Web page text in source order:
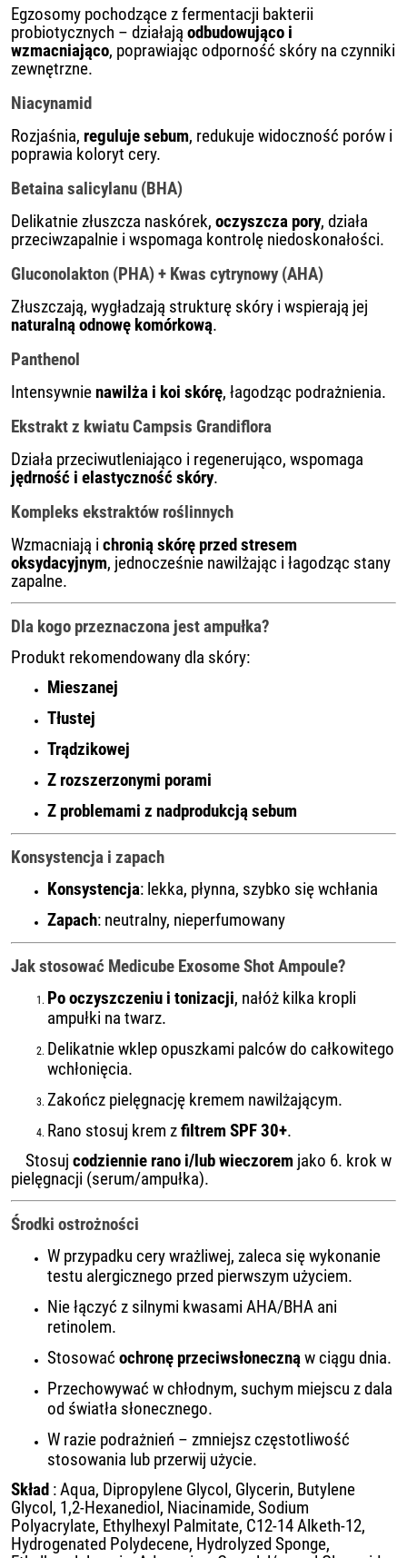
Egzosomy pochodzące z fermentacji bakterii
probiotycznych – działają odbudowująco i
wzmacniająco, poprawiając odporność skóry na czynniki
zewnętrzne.
Niacynamid
Rozjaśnia, reguluje sebum, redukuje widoczność porów i
poprawia koloryt cery.
Betaina salicylanu (BHA)
Delikatnie złuszcza naskórek, oczyszcza pory, działa
przeciwzapalnie i wspomaga kontrolę niedoskonałości.
Gluconolakton (PHA) + Kwas cytrynowy (AHA)
Złuszczają, wygładzają strukturę skóry i wspierają jej
naturalną odnowę komórkową.
Panthenol
Intensywnienawilża i koi skórę, łagodząc podrażnienia.
Ekstrakt z kwiatu Campsis Grandiflora
Działa przeciwutleniająco i regenerująco, wspomaga
jędrność i elastyczność skóry.
Kompleks ekstraktów roślinnych
Wzmacniają i chronią skórę przed stresem
oksydacyjnym, jednocześnie nawilżając i łagodząc stany
zapalne.
Dla kogo przeznaczona jest ampułka?
Produkt rekomendowany dla skóry:
Mieszanej
Tłustej
Trądzikowej
Z rozszerzonymi porami
Z problemami z nadprodukcją sebum
Konsystencja i zapach
Konsystencja: lekka, płynna, szybko się wchłania
Zapach: neutralny, nieperfumowany
Jak stosować Medicube Exosome Shot Ampoule?
Po oczyszczeniu i tonizacji, nałóż kilka kropli
ampułki na twarz.
Delikatnie wklep opuszkami palców do całkowitego
wchłonięcia.
Zakończ pielęgnację kremem nawilżającym.
Rano stosuj krem zfiltrem SPF 30+.
Stosuj codziennie rano i/lub wieczorem jako 6. krok w
pielęgnacji (serum/ampułka).
Środki ostrożności
W przypadku cery wrażliwej, zaleca się wykonanie
testu alergicznego przed pierwszym użyciem.
Nie łączyć z silnymi kwasami AHA/BHA ani
retinolem.
Stosować ochronę przeciwsłonecznąw ciągu dnia.
Przechowywać w chłodnym, suchym miejscu z dala
od światła słonecznego.
W razie podrażnień – zmniejsz częstotliwość
stosowania lub przerwij użycie.
Skład : Aqua, Dipropylene Glycol, Glycerin, Butylene
Glycol, 1,2-Hexanediol, Niacinamide, Sodium
Polyacrylate, Ethylhexyl Palmitate, C12-14 Alketh-12,
Hydrogenated Polydecene, Hydrolyzed Sponge,